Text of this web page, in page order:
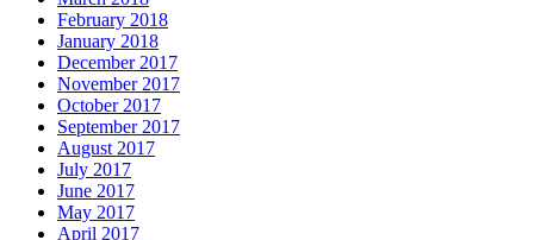
February 2018
January 2018
December 2017
November 2017
October 2017
September 2017
August 2017
July 2017
June 2017
May 2017
April 2017